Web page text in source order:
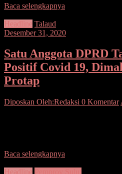
Baca selengkapnya
Headline Talaud
Desember 31, 2020
Satu Anggota DPRD
Positif Covid 19,
Protap
Diposkan Oleh:Redaksi 0 Komentar
Baca selengkapnya
Headline